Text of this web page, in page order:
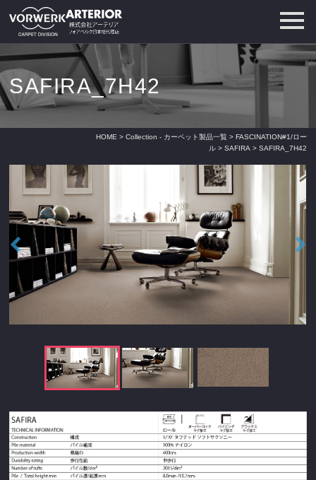
SAFIRA_7H42
HOME > Collection - カーペット製品一覧> FASCINATION#1/ロー
ル> SAFIRA > SAFIRA_7H42